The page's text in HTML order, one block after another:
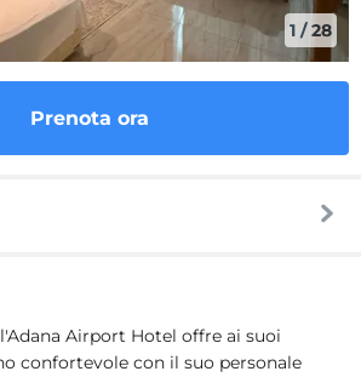
1 /28
Prenota ora
Airport Hotel offre ai suoi
confortevole con il suo personale